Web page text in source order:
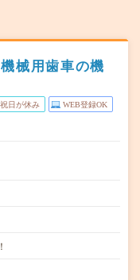
械用歯車の機
日が休み WEB登録OK